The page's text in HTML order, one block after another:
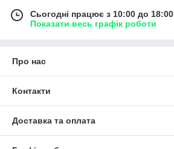
Сьогодні працює з 10:00 до 18:00
Показати весь графік роботи
Про нас
Контакти
Доставка та оплата